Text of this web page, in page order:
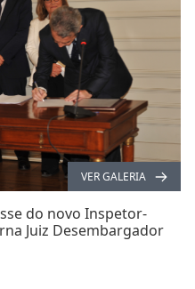
VER GALERIA
do novo Inspetor-
Juiz Desembargador